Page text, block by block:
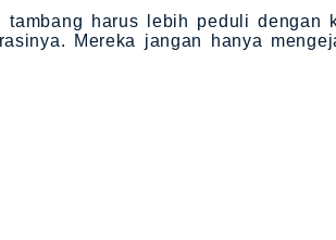
tambang harus lebih peduli dengan
Mereka jangan hanya